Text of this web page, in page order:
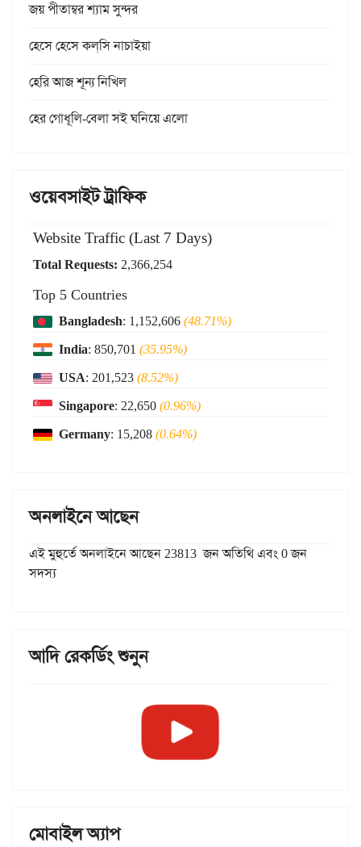
জয় পীতাম্বর শ্যাম সুন্দর
হেসে হেসে কল্‌সি নাচাইয়া
হেরি আজ শূন্য নিখিল
হের গোধূলি-বেলা সই ঘনিয়ে এলো
ওয়েবসাইট ট্রাফিক
Website Traffic (Last 7 Days)
Total Requests: 2,366,254
Top 5 Countries
Bangladesh: 1,152,606(48.71%)
India: 850,701 (35.95%)
USA: 201,523(8.52%)
Singapore: 22,650(0.96%)
Germany: 15,208(0.64%)
অনলাইনে আছেন
এই মুহুর্তে অনলাইনে আছেন 23813 জন অতিথি এবং 0 জন
সদস্য
আদি রেকর্ডিং শুনুন
মোবাইল অ্যাপ